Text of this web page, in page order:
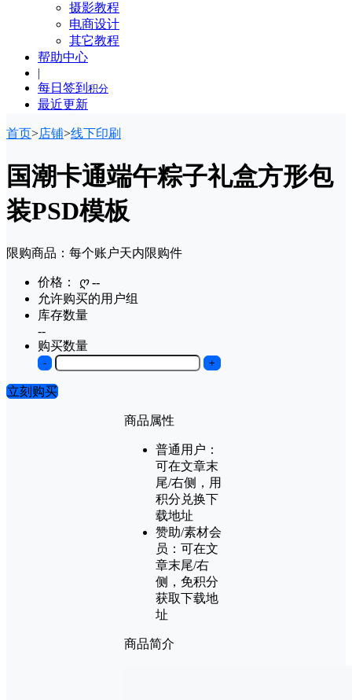
摄影教程
电商设计
其它教程
帮助中心
|
每日签到 积分
最近更新
首页>店铺>线下印刷
国潮卡通端午粽子礼盒方形包
装PSD模板
限购商品：每个账户天内限购件
价格： ღ --
允许购买的用户组
库存数量
--
购买数量
- +
立刻购买
商品属性
普通用户：
可在文章末
尾/右侧，用
积分兑换下
载地址
赞助/素材会
员： 可在文
章末尾/右
侧，免积分
获取下载地
址
商品简介